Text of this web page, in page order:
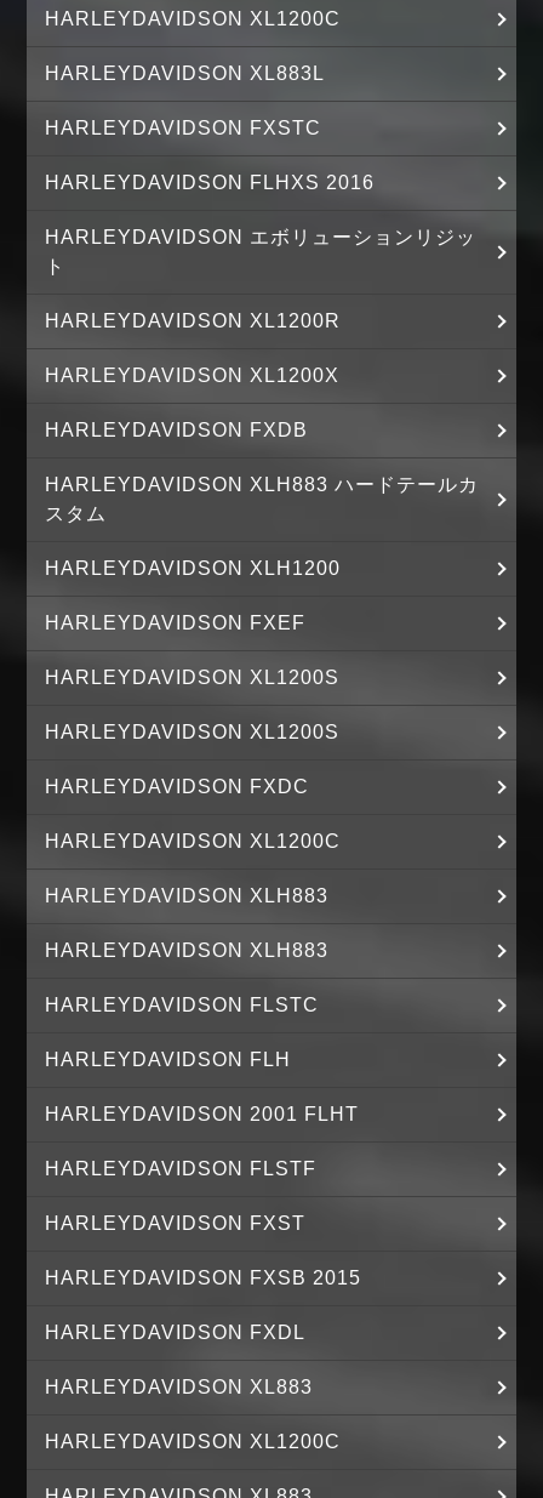
HARLEYDAVIDSON XL1200C
HARLEYDAVIDSON XL883L
HARLEYDAVIDSON FXSTC
HARLEYDAVIDSON FLHXS 2016
HARLEYDAVIDSON エボリューションリジッ
ト
HARLEYDAVIDSON XL1200R
HARLEYDAVIDSON XL1200X
HARLEYDAVIDSON FXDB
HARLEYDAVIDSON XLH883 ハードテールカ
スタム
HARLEYDAVIDSON XLH1200
HARLEYDAVIDSON FXEF
HARLEYDAVIDSON XL1200S
HARLEYDAVIDSON XL1200S
HARLEYDAVIDSON FXDC
HARLEYDAVIDSON XL1200C
HARLEYDAVIDSON XLH883
HARLEYDAVIDSON XLH883
HARLEYDAVIDSON FLSTC
HARLEYDAVIDSON FLH
HARLEYDAVIDSON 2001 FLHT
HARLEYDAVIDSON FLSTF
HARLEYDAVIDSON FXST
HARLEYDAVIDSON FXSB 2015
HARLEYDAVIDSON FXDL
HARLEYDAVIDSON XL883
HARLEYDAVIDSON XL1200C